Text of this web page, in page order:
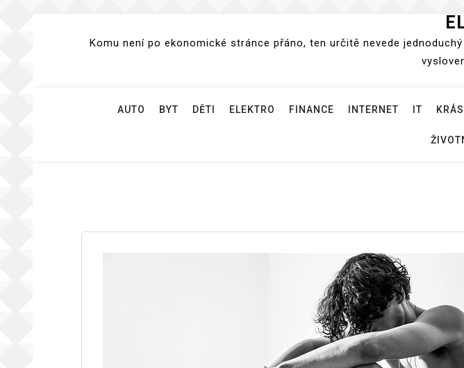
Komu není po ekonomické stránce přáno, ten určitě nevede
AUTO BYT DĚTI ELEKTRO FINANCE INTERNET IT